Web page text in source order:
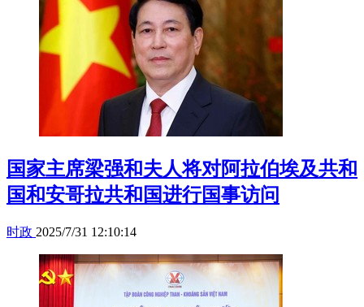
国家主席梁强和夫人将对阿拉伯埃及共和
国和安哥拉共和国进行国事访问
时政 2025/7/31 12:10:14